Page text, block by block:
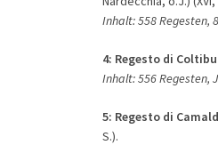
Inhalt: 558 Regesten,
4: Regesto di
Inhalt: 556 Regesten,
5: Regesto di
S.).